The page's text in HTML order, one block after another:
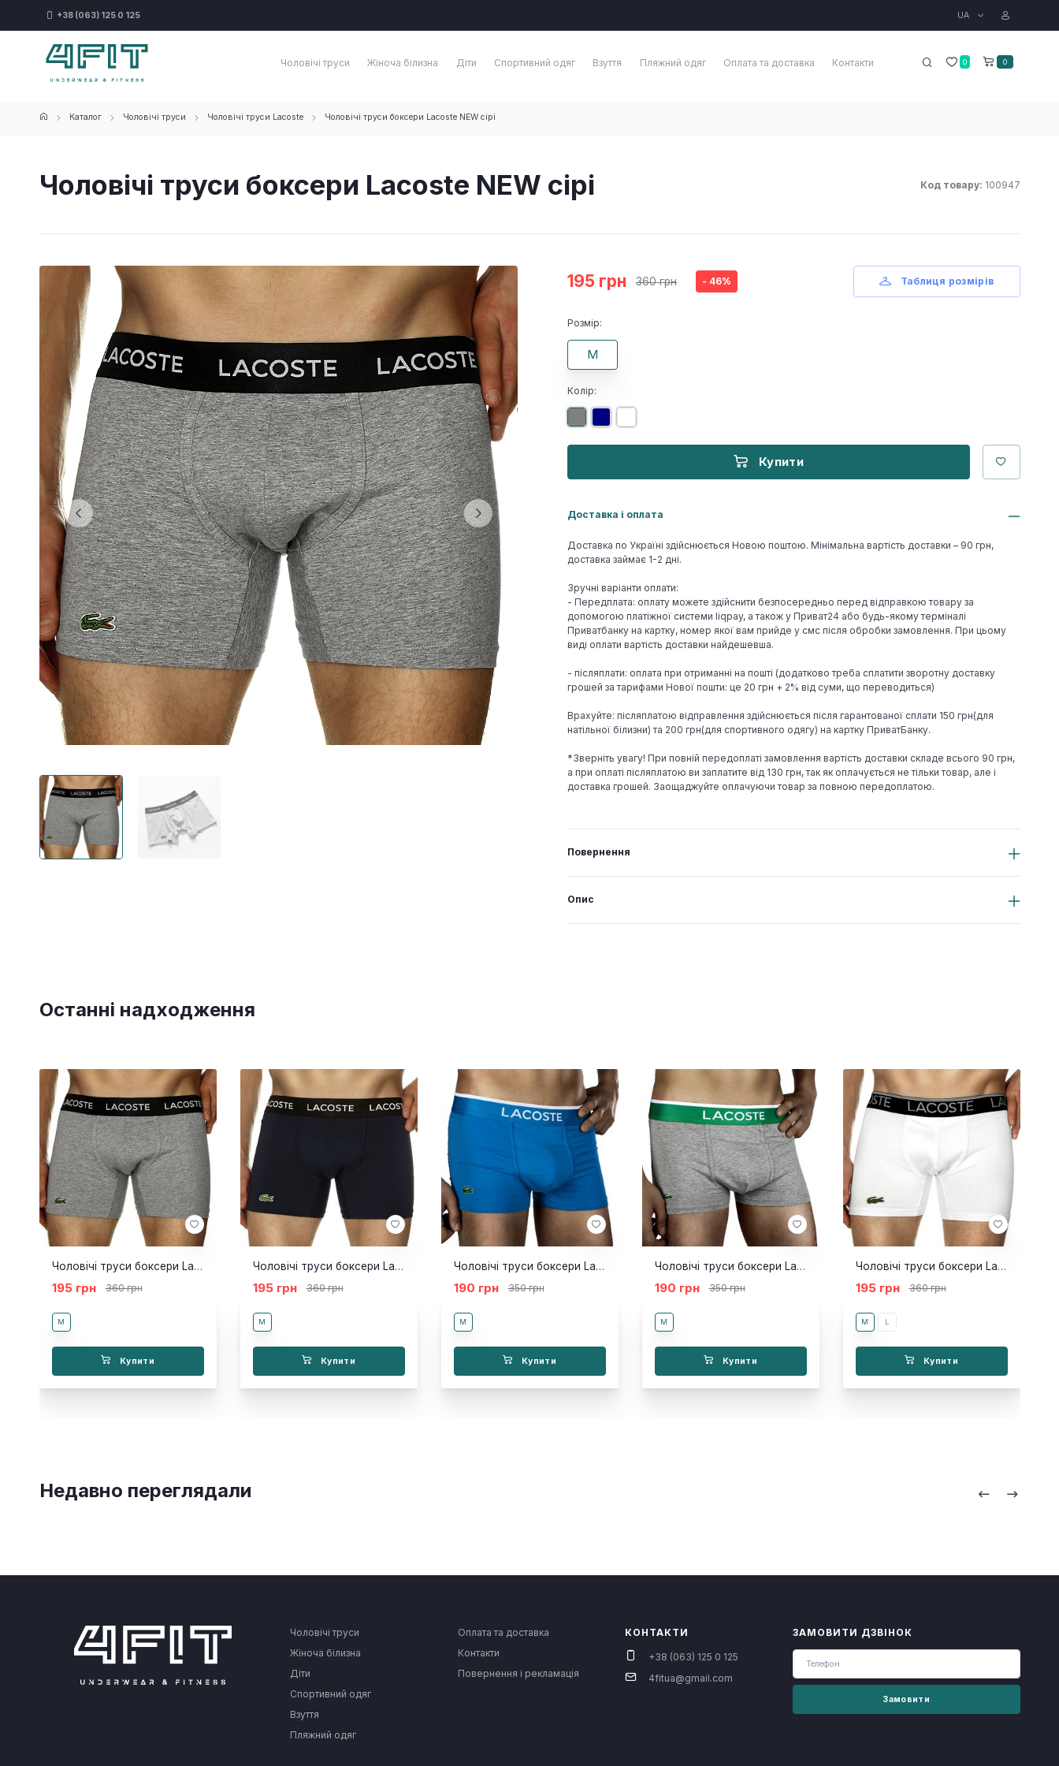
+38 (063) 125 0 125 UA
0 0
Чоловічі труси Жіноча білизна Діти Спортивний одяг Взуття Пляжний одяг Оплата та доставка Контакти
Каталог Чоловічі труси Чоловічі труси Lacoste Чоловічі труси боксери Lacoste NEW сірі
Чоловічі труси боксери Lacoste NEW сірі Код товару: 100947
195 грн 360 грн - 46% Таблиця розмірів
Розмір:
M
Колір:
Купити
Доставка і оплата
Доставка по Україні здійснюється Новою поштою. Мінімальна вартість доставки – 90 грн,
доставка займає 1-2 дні.
Зручні варіанти оплати:
- Передплата: оплату можете здійснити безпосередньо перед відправкою товару за
допомогою платіжної системи liqpay, а також у Приват24 або будь-якому терміналі
Приватбанку на картку, номер якої вам прийде у смс після обробки замовлення. При цьому
виді оплати вартість доставки найдешевша.
- післяплати: оплата при отриманні на пошті (додатково треба сплатити зворотну доставку
грошей за тарифами Нової пошти: це 20 грн + 2% від суми, що переводиться)
Врахуйте: післяплатою відправлення здійснюється після гарантованої сплати 150 грн(для
натільної білизни) та 200 грн(для спортивного одягу) на картку ПриватБанку.
*Зверніть увагу! При повній передоплаті замовлення вартість доставки складе всього 90 грн,
а при оплаті післяплатою ви заплатите від 130 грн, так як оплачується не тільки товар, але і
доставка грошей. Заощаджуйте оплачуючи товар за повною передоплатою.
Повернення
Опис
Останні надходження
Чоловічі труси боксери Lacoste NEW сірі
195 грн 360 грн
M
Купити
Чоловічі труси боксери Lacoste NEW сині
195 грн 360 грн
M
Купити
Чоловічі труси боксери Lacoste блакитні смуга
190 грн 350 грн
M
Купити
Чоловічі труси боксери Lacoste сірі смуга
190 грн 350 грн
M
Купити
Чоловічі труси боксери Lacoste NEW білі
195 грн 360 грн
M L
Купити
Недавно переглядали
Чоловічі труси
Жіноча білизна
Діти
Спортивний одяг
Взуття
Пляжний одяг
Оплата та доставка
Контакти
Повернення і рекламація
КОНТАКТИ
+38 (063) 125 0 125
4fitua@gmail.com
ЗАМОВИТИ ДЗВІНОК
Замовити